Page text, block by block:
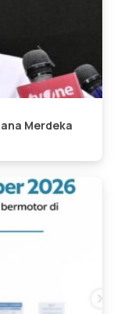
Merdeka